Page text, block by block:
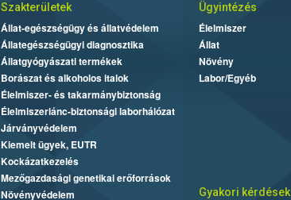
Szakterületek
Állat-egészségügy és állatvédelem
Állategészségügyi diagnosztika
Állatgyógyászati termékek
Borászat és alkoholos italok
Élelmiszer- és takarmánybiztonság
Élelmiszerlánc-biztonsági laborhálózat
Járványvédelem
Kiemelt ügyek, EUTR
Kockázatkezelés
Mezőgazdasági genetikai erőforrások
Növényvédelem
Ügyintézés
Élelmiszer
Állat
Növény
Labor/Egyéb
Gyakori kérdések